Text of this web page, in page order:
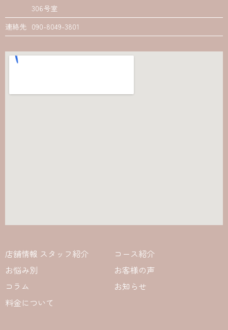
306号室
連絡先 090-8049-3801
店舗情報 スタッフ紹介
コース紹介
お悩み別
お客様の声
コラム
お知らせ
料金について